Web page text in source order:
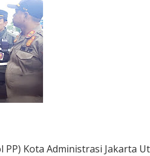
Kota Administrasi Jakarta